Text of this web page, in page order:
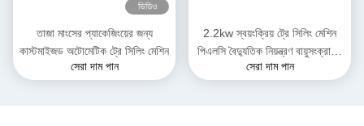
ভিডিও
তাজা মাংসের প্যাকেজিংয়ের জন্য
কাস্টমাইজড অটোমেটিক ট্রে সিলিং মেশিন
সেরা দাম পান
2.2kw স্বয়ংক্রিয় ট্রে সিলিং মেশিন
পিএলসি বৈদ্যুতিক নিয়ন্ত্রণ বায়ুসংক্রান্ত
সিস্টেম
সেরা দাম পান